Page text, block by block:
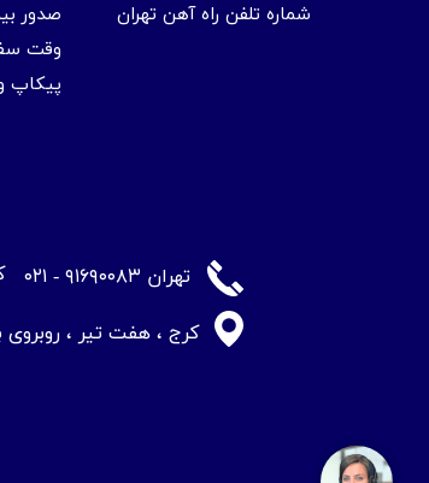
​تهران ۹۱۶۹۰۰۸۳ - ۰۲۱
کرج ، هفت تیر ، روبروی
پیکاپ
صدور
شماره تلفن راه آهن تهران
وقت